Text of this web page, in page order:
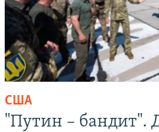
США
"Путин – бандит".